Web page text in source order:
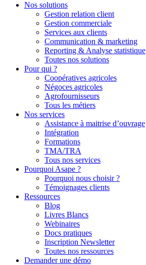
Nos solutions
Gestion relation client
Gestion commerciale
Services aux clients
Communication & marketing
Reporting & Analyse statistique
Toutes nos solutions
Pour qui ?
Coopératives agricoles
Négoces agricoles
Agrofournisseurs
Tous les métiers
Nos services
Assistance à maitrise d’ouvrage
Intégration
Formations
TMA/TRA
Tous nos services
Pourquoi Asape ?
Pourquoi nous choisir ?
Témoignages clients
Ressources
Blog
Livres Blancs
Webinaires
Docs pratiques
Inscription Newsletter
Toutes nos ressources
Demander une démo